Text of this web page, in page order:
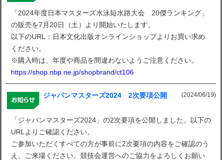
「2024年度日本マスターズ水泳短水路大会 20傑ランキング」
の販売を7月20日（土）より開始いたします。
以下のURL：日本文化出版オンラインショップよりお買い求め
ください。
※購入時は、年度や商品を間違わないようご注意ください。
https://shop.nbp.ne.jp/shopbrand/ct106
(2024/06/19)
ジャパンマスターズ2024 2次要項公開
「ジャパンマスターズ2024」の2次要項を公開しました。以下の
URLよりご確認ください。
ご参加いただくすべての方が事前に2次要項の内容をご確認のう
え、ご来場ください。競技会運営へのご協力をよろしくお願い